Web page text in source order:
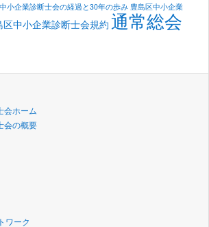
小企業診断士会の経過と30年の歩み 豊島区中小企業
区中小企業診断士会規約 通常総会
会ホーム
会の概要
ワーク